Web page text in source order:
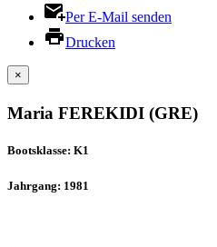
Per E-Mail senden
Drucken
×
Maria FEREKIDI (GRE)
Bootsklasse: K1
Jahrgang: 1981